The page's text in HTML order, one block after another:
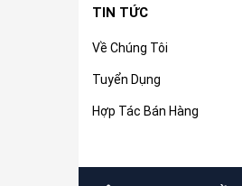
TIN TỨC
Về Chúng Tôi
Tuyển Dụng
Hợp Tác Bán Hàng